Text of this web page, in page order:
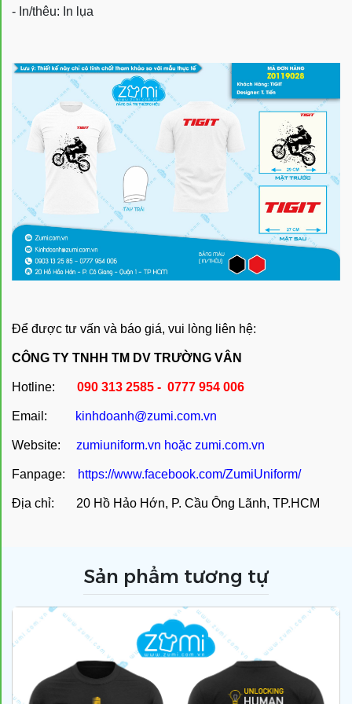
- In/thêu: In lụa
Để được tư vấn và báo giá, vui lòng liên hệ:
CÔNG TY TNHH TM DV TRƯỜNG VÂN
Hotline: 090 313 2585 - 0777 954 006
Email: kinhdoanh@zumi.com.vn
Website: zumiuniform.vn hoặc zumi.com.vn
Fanpage: https://www.facebook.com/ZumiUniform/
Địa chỉ: 20 Hồ Hảo Hớn, P. Cầu Ông Lãnh, TP.HCM
Sản phẩm tương tự